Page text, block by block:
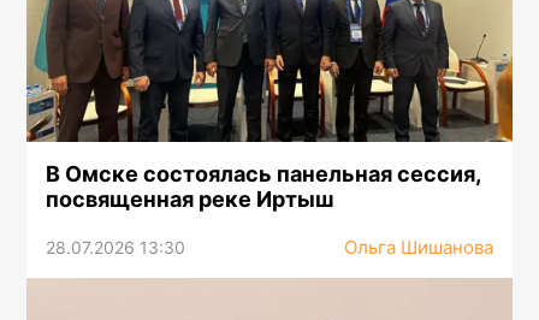
В Омске состоялась панельная сессия,
посвященная реке Иртыш
28.07.2026 13:30 Ольга Шишанова